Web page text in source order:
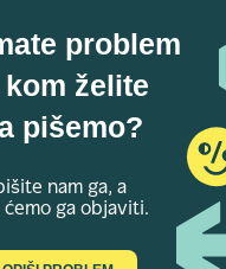
problem
kom želite
pišemo?
nam ga, a
ćemo ga objaviti.